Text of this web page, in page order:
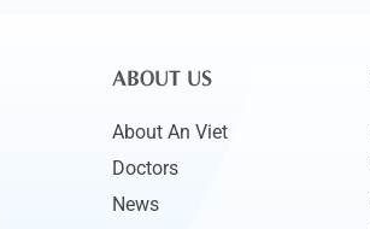
ABOUT US
About An Viet
Doctors
News